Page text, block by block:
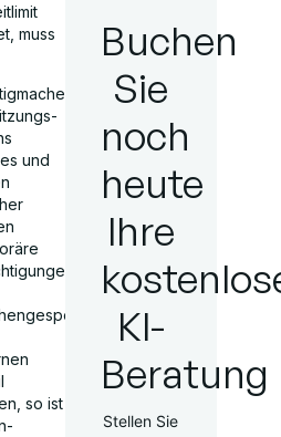
muss
und
so ist
Buchen
Sie
noch
heute
Ihre
KI-
Beratung
Stellen Sie